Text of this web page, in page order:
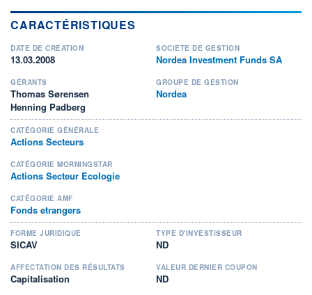
CARACTÉRISTIQUES
DATE DE CRÉATION
13.03.2008
SOCIÉTÉ DE GESTION
Nordea Investment Funds SA
GÉRANTS
Thomas Sørensen
Henning Padberg
GROUPE DE GESTION
Nordea
CATÉGORIE GÉNÉRALE
Actions Secteurs
CATÉGORIE MORNINGSTAR
Actions Secteur Ecologie
CATÉGORIE AMF
Fonds etrangers
FORME JURIDIQUE
SICAV
TYPE D'INVESTISSEUR
ND
AFFECTATION DES RÉSULTATS
Capitalisation
VALEUR DERNIER COUPON
ND